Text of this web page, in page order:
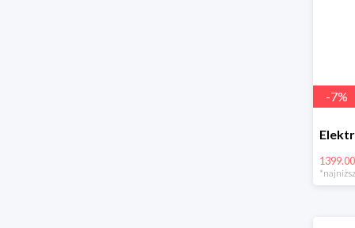
-7%
1399.00